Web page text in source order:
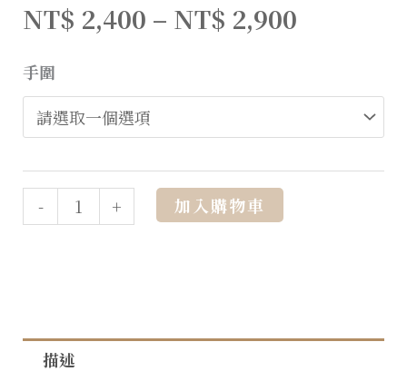
NT$ 2,400 – NT$ 2,900
手圍
- + 加入購物車
描述